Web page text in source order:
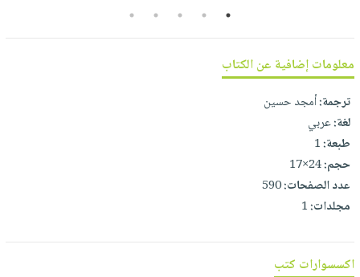
انشر
كتابك
تواصل
معنا
1
2
3
4
5
معلومات إضافية عن الكتاب
ترجمة:أمجد حسين
لغة:عربي
طبعة:1
حجم:24×17
عدد الصفحات:590
مجلدات:1
اكسسوارات كتب